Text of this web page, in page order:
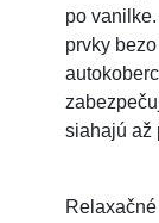
po
prvky
siahajú až